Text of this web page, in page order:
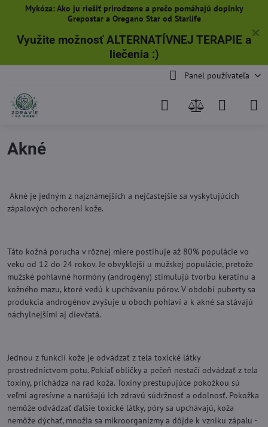
✕
Mykóza: Ako ju riešiť prirodzene a prečo pomáhajú doplnky
Grepostar a Oregano Star od Starlife
Využite možnosť ALTERNATÍVNEJ TERAPIE a
liečenia:)
Panel používateľa
Akné
Akné je jedným z najznámejších a nejčastejšie sa vyskytujúcich
zápalových ochorení kože.
Táto kožná porucha v rôznej miere postihuje až 80% populácie vo
veku od 12 do 24 rokov. Je obvyklejší u mužskej populácie, pretože
mužské pohlavné hormóny (androgény) stimulujú tvorbu keratínu a
kožného mazu, ktoré vedú k upchávaniu pórov. V období puberty sa
produkcia androgénov zvyšuje u oboch pohlaví a k akné sa stávajú
náchylnejšími aj dievčatá.
Jednou z funkcií kože je odvádzať z tela toxické látky
prostredníctvom potu. Pokiaľ obličky a pečeň nestačí odvádzať z tela
toxíny, prichádza na rad koža. Toxíny prestupujúce pokožkou sú
veľmi agresívne a narúšajú ich zdravú súdržnosť a odolnosť. Pokožka
nemôže odvádzať ďalšie toxické látky, póry sa upchávajú, koža
nemôže dýchať, množia sa mikroorganizmy a dôjde k vzniku zápalu -